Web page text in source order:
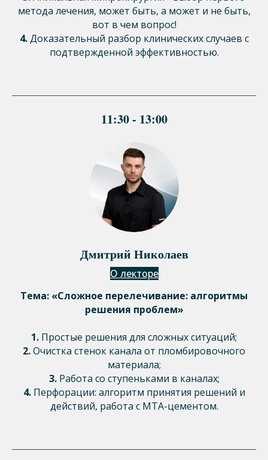
метода лечения, может быть, а может и не быть,
вот в чем вопрос!
4.Доказательный разбор клинических случаев с
подтвержденной эффективностью.
11:30 - 13:00
Дмитрий Николаев
О лекторе
Тема: «Сложное перелечивание: алгоритмы
решения проблем»
1. Простые решения для сложных ситуаций;
2.Очистка стенок канала от пломбировочного
материала;
3. Работа со ступеньками в каналах;
4. Перфорации: алгоритм принятия решений и
действий, работа с МТА-цементом.